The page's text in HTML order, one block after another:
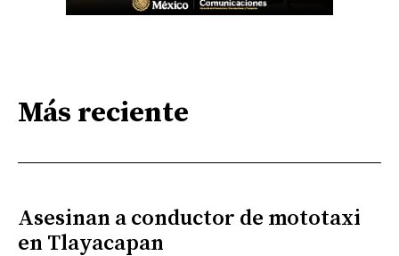
Más reciente
Asesinan a conductor de mototaxi
en Tlayacapan